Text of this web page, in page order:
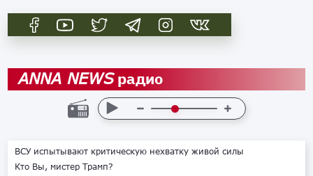
ANNA NEWSрадио
ВСУ испытывают критическую нехватку живой силы
Кто Вы, мистер Трамп?